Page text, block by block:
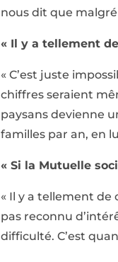
nous dit que malgré
« Il y a tellement
« C’est juste
chiffres seraient
paysans devienne
familles par an, en
« Si la Mutuelle
« Il y a tellement de
pas reconnu
difficulté. C’est